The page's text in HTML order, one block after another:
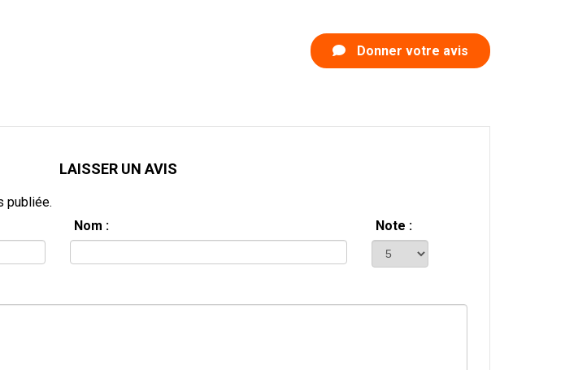
Donner votre avis
LAISSER UN AVIS
publiée.
Nom : Note :